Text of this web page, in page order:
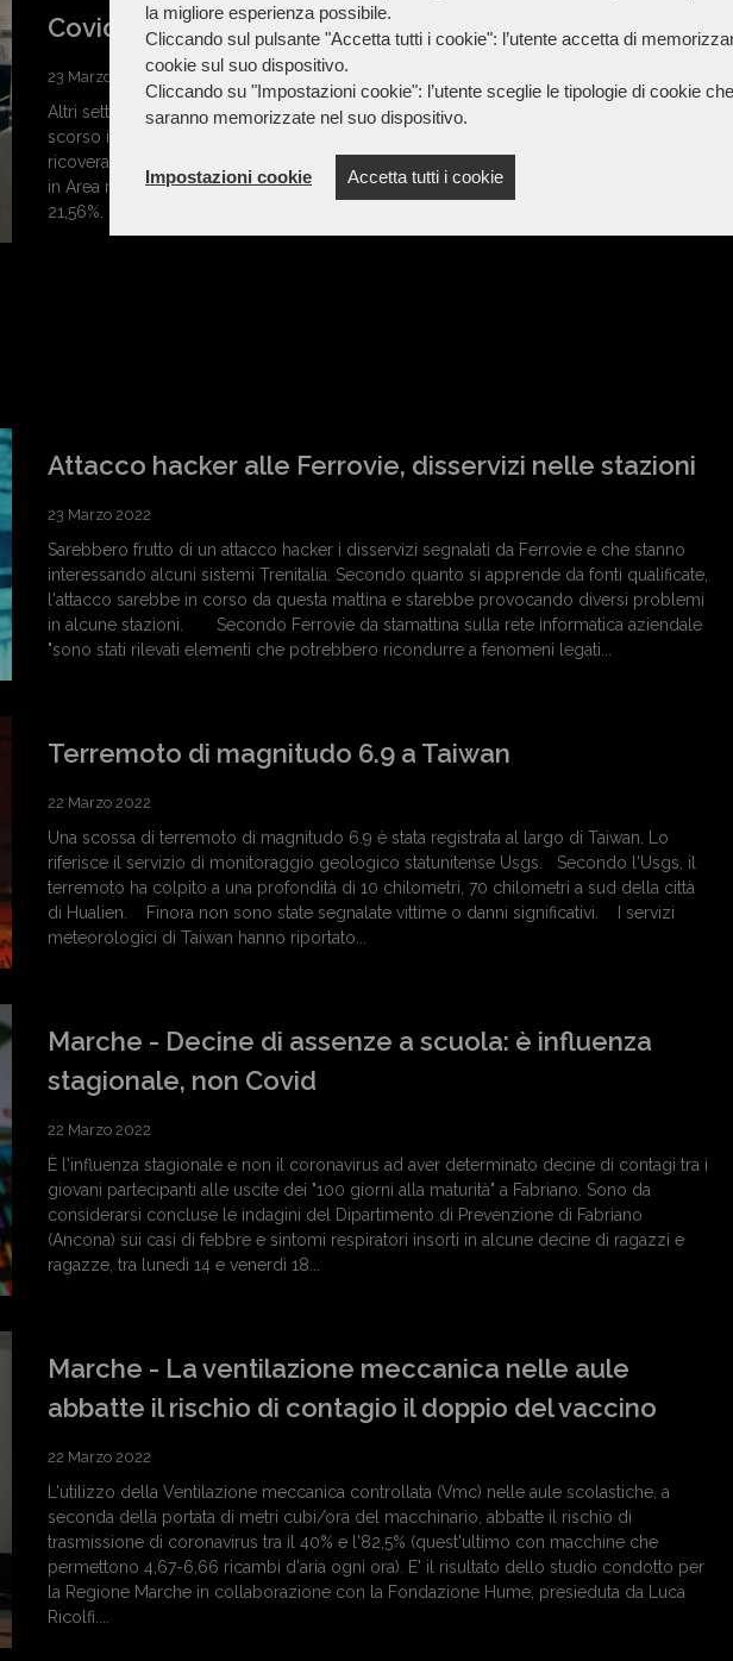
la migliore esperienza possibile.
Cliccando sul pulsante "Accetta tutti i cookie": l’utente accetta di
cookie sul suo dispositivo.
Cliccando su "Impostazioni cookie": l’utente sceglie le tipologie di cookie che
saranno memorizzate nel suo dispositivo.
Impostazioni cookie Accetta tutti i cookie
Covid Marche, più sette ricoveri e un decesso
23 Marzo 2022
Altri sette ricoverati Covid in più nelle Marche che portano il totale a 227: da lunedì
scorso il numero di degenti è salito di 25 unità. Attualmente sono in tutto sette i
ricoverati in Terapia intensiva (+1), per una percentuale di saturazione del 2,7%; mentre
in Area medica sono assistite 227 persone con un'occupazione di pazienti Covid del
21,56%. ...
Attacco hacker alle Ferrovie, disservizi nelle stazioni
23 Marzo 2022
Sarebbero frutto di un attacco hacker i disservizi segnalati da Ferrovie e che stanno
interessando alcuni sistemi Trenitalia. Secondo quanto si apprende da fonti qualificate,
l'attacco sarebbe in corso da questa mattina e starebbe provocando diversi problemi
in alcune stazioni. Secondo Ferrovie da stamattina sulla rete informatica aziendale
"sono stati rilevati elementi che potrebbero ricondurre a fenomeni legati...
Terremoto di magnitudo 6.9 a Taiwan
22 Marzo 2022
Una scossa di terremoto di magnitudo 6.9 è stata registrata al largo di Taiwan. Lo
riferisce il servizio di monitoraggio geologico statunitense Usgs. Secondo l'Usgs, il
terremoto ha colpito a una profondità di 10 chilometri, 70 chilometri a sud della città
di Hualien. Finora non sono state segnalate vittime o danni significativi. I servizi
meteorologici di Taiwan hanno riportato...
Marche - Decine di assenze a scuola: è influenza
stagionale, non Covid
22 Marzo 2022
È l'influenza stagionale e non il coronavirus ad aver determinato decine di contagi tra i
giovani partecipanti alle uscite dei "100 giorni alla maturità" a Fabriano. Sono da
considerarsi concluse le indagini del Dipartimento di Prevenzione di Fabriano
(Ancona) sui casi di febbre e sintomi respiratori insorti in alcune decine di ragazzi e
ragazze, tra lunedì 14 e venerdì 18...
Marche - La ventilazione meccanica nelle aule
abbatte il rischio di contagio il doppio del vaccino
22 Marzo 2022
L'utilizzo della Ventilazione meccanica controllata (Vmc) nelle aule scolastiche, a
seconda della portata di metri cubi/ora del macchinario, abbatte il rischio di
trasmissione di coronavirus tra il 40% e l'82,5% (quest'ultimo con macchine che
permettono 4,67-6,66 ricambi d'aria ogni ora). E' il risultato dello studio condotto per
la Regione Marche in collaborazione con la Fondazione Hume, presieduta da Luca
Ricolfi....